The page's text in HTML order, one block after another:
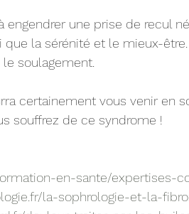
engendrer une prise de recul
que la sérénité et le mieux-
soulagement.
certainement vous venir en
souffrez de ce syndrome !
en-sante/expertises-
la-sophrologie-et-la-